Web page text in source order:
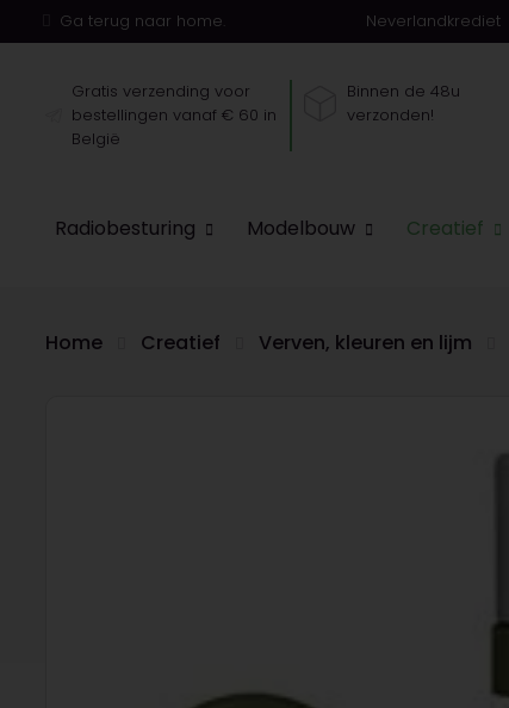
Ga terug naar home. Neverlandkrediet
Gratis verzending voor
bestellingen vanaf € 60 in
België
Binnen de 48u
verzonden!
Radiobesturing Modelbouw Creatief
Home Creatief Verven, kleuren en lijm